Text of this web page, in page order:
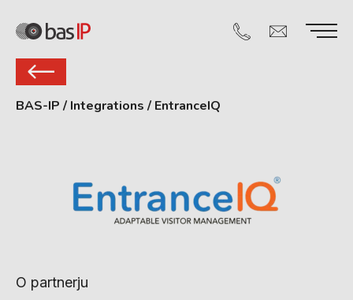
BAS-IP / Integrations / EntranceIQ
O partnerju